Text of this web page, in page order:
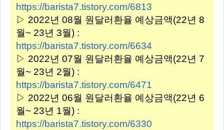
https://barista7.tistory.com/6813
▷ 2022년 08월 원달러환율 예상금액(22년 8
월~ 23년 3월) :
https://barista7.tistory.com/6634
▷ 2022년 07월 원달러환율 예상금액(22년 7
월~ 23년 2월) :
https://barista7.tistory.com/6471
▷ 2022년 06월 원달러환율 예상금액(22년 6
월~ 23년 1월) :
https://barista7.tistory.com/6330